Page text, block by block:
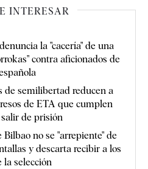
INTERESAR
la "cacería" de una
contra aficionados de
de semilibertad reducen a
de ETA que cumplen
de prisión
Bilbao no se "arrepiente" de
y descarta recibir a los
la selección